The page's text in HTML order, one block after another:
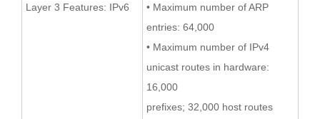
Layer 3 Features: IPv6
• Maximum number of ARP
entries: 64,000
• Maximum number of IPv4
unicast routes in hardware:
16,000
prefixes; 32,000 host routes